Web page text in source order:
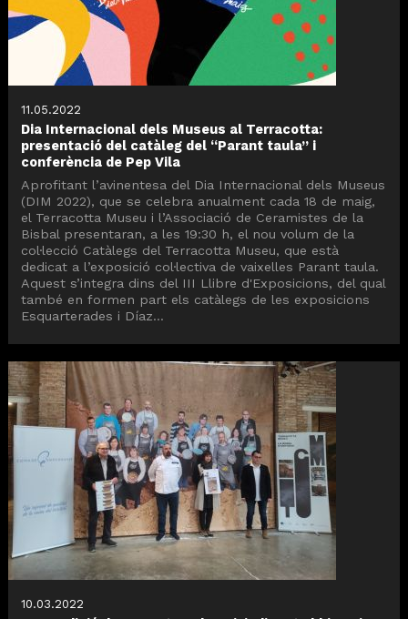
11.05.2022
Dia Internacional dels Museus al Terracotta:
presentació del catàleg del “Parant taula” i
conferència de Pep Vila
Aprofitant l’avinentesa del Dia Internacional dels Museus
(DIM 2022), que se celebra anualment cada 18 de maig,
el Terracotta Museu i l’Associació de Ceramistes de la
Bisbal presentaran, a les 19:30 h, el nou volum de la
col·lecció Catàlegs del Terracotta Museu, que està
dedicat a l’exposició col·lectiva de vaixelles Parant taula.
Aquest s’integra dins del III Llibre d'Exposicions, del qual
també en formen part els catàlegs de les exposicions
Esquarterades i Díaz...
10.03.2022